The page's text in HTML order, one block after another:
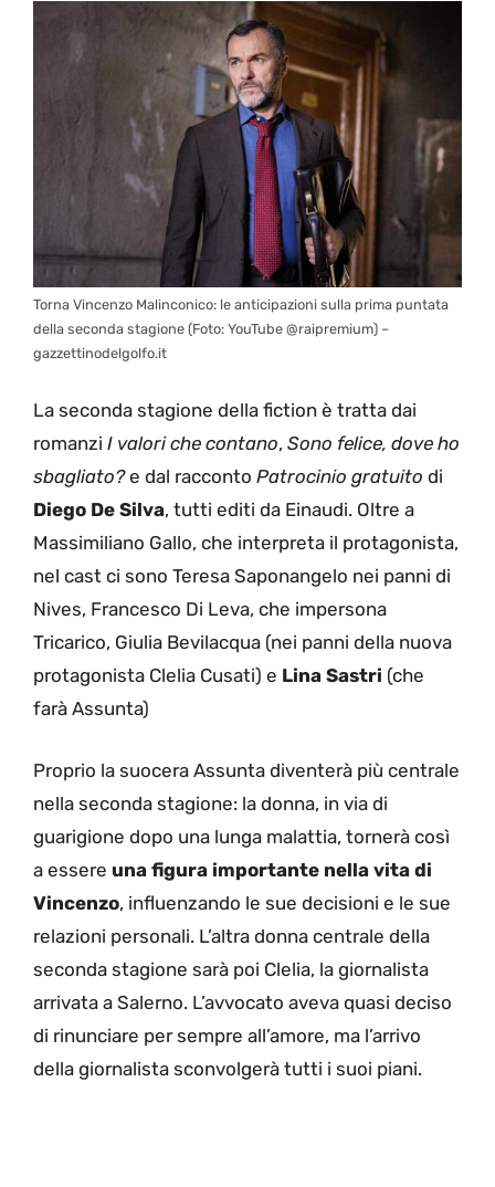
Torna Vincenzo Malinconico: le anticipazioni sulla prima puntata
della seconda stagione (Foto: YouTube @raipremium) –
gazzettinodelgolfo.it
La seconda stagione della fiction è tratta dai
romanzi I valori che contano, Sono felice, dove ho
sbagliato?e dal racconto Patrocinio gratuito di
Diego De Silva, tutti editi da Einaudi. Oltre a
Massimiliano Gallo, che interpreta il protagonista,
nel cast ci sono Teresa Saponangelo nei panni di
Nives, Francesco Di Leva, che impersona
Tricarico, Giulia Bevilacqua (nei panni della nuova
protagonista Clelia Cusati) e Lina Sastri (che
farà Assunta)
Proprio la suocera Assunta diventerà più centrale
nella seconda stagione: la donna, in via di
guarigione dopo una lunga malattia, tornerà così
a essere una figura importante nella vita di
Vincenzo, influenzando le sue decisioni e le sue
relazioni personali. L’altra donna centrale della
seconda stagione sarà poi Clelia, la giornalista
arrivata a Salerno. L’avvocato aveva quasi deciso
di rinunciare per sempre all’amore, ma l’arrivo
della giornalista sconvolgerà tutti i suoi piani.